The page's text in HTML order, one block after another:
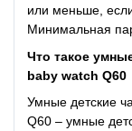
или меньше,
Минимальная
Что такое
baby watch Q60
Умные детские
Q60 – умные